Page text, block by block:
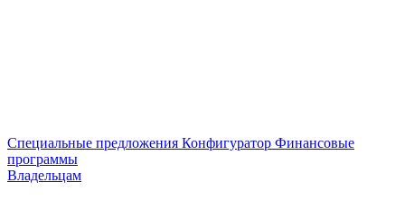
Специальные предложения Конфигуратор Финансовые
программы
Владельцам